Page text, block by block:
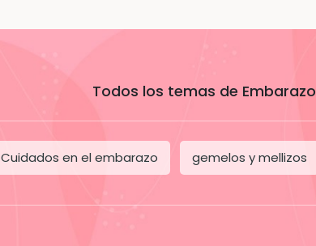
Todos los temas de Embarazo
Cuidados en el embarazo gemelos y mellizos